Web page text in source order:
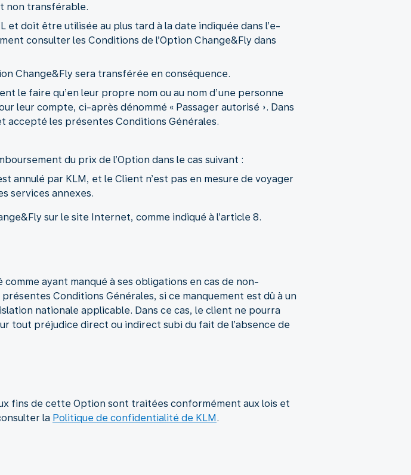
non transférable.
et doit être utilisée au plus tard à la date indiquée dans l’e-
consulter les Conditions de l’Option Change&Fly dans
Change&Fly sera transférée en conséquence.
le faire qu’en leur propre nom ou au nom d’une personne
leur compte, ci-après dénommé « Passager autorisé ». Dans
accepté les présentes Conditions Générales.
du prix de l’Option dans le cas suivant :
annulé par KLM, et le Client n’est pas en mesure de voyager
services annexes.
sur le site Internet, comme indiqué à l’article 8.
ayant manqué à ses obligations en cas de non-
Conditions Générales, si ce manquement est dû à un
nationale applicable. Dans ce cas, le client ne pourra
tout préjudice direct ou indirect subi du fait de l’absence de
fins de cette Option sont traitées conformément aux lois et
la Politique de confidentialité de KLM.